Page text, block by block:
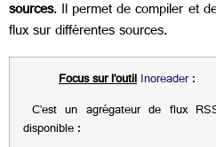
sources. Il permet de compiler et
flux sur différentes sources.
Focus sur l’outilInoreader:
C’est un agrégateur de flux
disponible :